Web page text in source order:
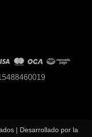
| Desarrollado por la